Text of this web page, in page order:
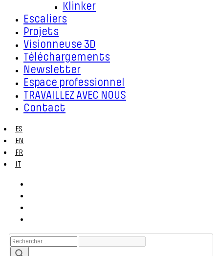
Klinker
Escaliers
Projets
Visionneuse 3D
Téléchargements
Newsletter
Espace professionnel
TRAVAILLEZ AVEC NOUS
Contact
ES
EN
FR
IT